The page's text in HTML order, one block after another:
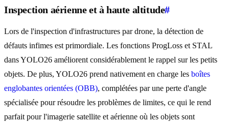
Inspection aérienne et à haute altitude#
Lors de l'inspection d'infrastructures par drone, la détection de
défauts infimes est primordiale. Les fonctions ProgLoss et STAL
dans YOLO26 améliorent considérablement le rappel sur les petits
objets. De plus, YOLO26 prend nativement en charge les boîtes
englobantes orientées (OBB), complétées par une perte d'angle
spécialisée pour résoudre les problèmes de limites, ce qui le rend
parfait pour l'imagerie satellite et aérienne où les objets sont